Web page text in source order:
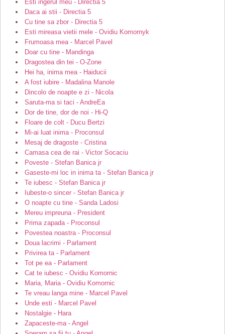
Esti ingerul meu - Directia 5
Daca ai stii - Directia 5
Cu tine sa zbor - Directia 5
Esti mireasa vietii mele - Ovidiu Komornyk
Frumoasa mea - Marcel Pavel
Doar cu tine - Mandinga
Dragostea din tei - O-Zone
Hei ha, inima mea - Haiducii
A fost iubire - Madalina Manole
Dincolo de noapte e zi - Nicola
Saruta-ma si taci - AndreEa
Dor de tine, dor de noi - Hi-Q
Floare de colt - Ducu Bertzi
Mi-ai luat inima - Proconsul
Mesaj de dragoste - Cristina
Camasa cea de rai - Victor Socaciu
Poveste - Stefan Banica jr
Gaseste-mi loc in inima ta - Stefan Banica jr
Te iubesc - Stefan Banica jr
Iubeste-o sincer - Stefan Banica jr
O noapte cu tine - Sanda Ladosi
Mereu impreuna - President
Prima zapada - Proconsul
Povestea noastra - Proconsul
Doua lacrimi - Parlament
Privirea ta - Parlament
Tot pe ea - Parlament
Cat te iubesc - Ovidiu Komornic
Maria, Maria - Ovidiu Komornic
Te vreau langa mine - Marcel Pavel
Unde esti - Marcel Pavel
Nostalgie - Hara
Zapaceste-ma - Angel